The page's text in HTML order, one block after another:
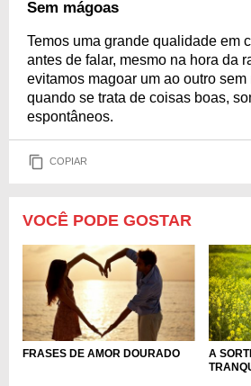
Sem mágoas
Temos uma grande qualidade em
antes de falar, mesmo na hora da
evitamos magoar um ao outro
quando se trata de coisas boas,
espontâneos.
COPIAR
VOCÊ PODE GOSTAR
FRASES DE AMOR DOURADO
A